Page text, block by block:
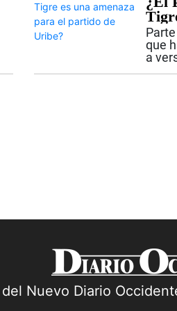
que
acto
en...
que
a
Nuevo Diario